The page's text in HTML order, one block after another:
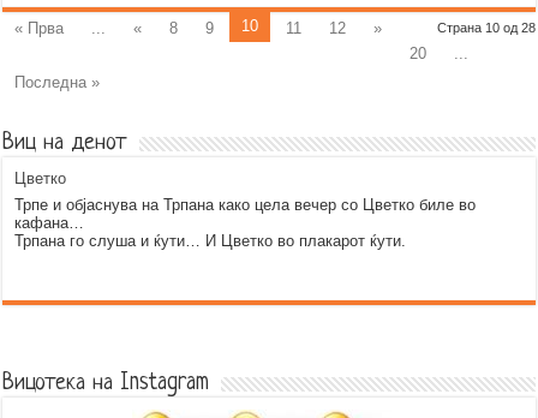
Страна 10 од 28
« Прва ... « 8 9 10 11 12
»
20
...
Последна »
Виц на денот
Цветко
Трпе и објаснува на Трпана како цела вечер со Цветко биле во
кафана…
Трпана го слуша и ќути… И Цветко во плакарот ќути.
Вицотека на Instagram